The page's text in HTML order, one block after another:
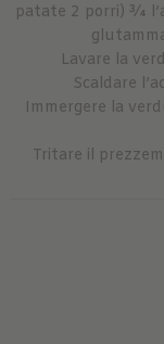
patate 2 porri) ¾
Lavare la
Scaldare
Immergere la
Tritare il